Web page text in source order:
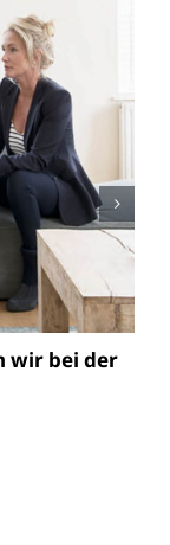
wir bei der